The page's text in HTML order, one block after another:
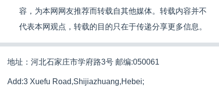
容，为本网网友推荐而转载自其他媒体。转载内容并不
代表本网观点，转载的目的只在于传递分享更多信息。
地址：河北石家庄市学府路3号 邮编:050061
Add:3 Xuefu Road,Shijiazhuang,Hebei;